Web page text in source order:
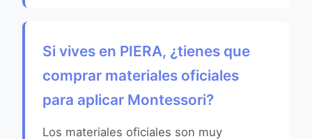
Si vives en PIERA, ¿tienes que
comprar materiales oficiales
para aplicar Montessori?
Los materiales oficiales son muy